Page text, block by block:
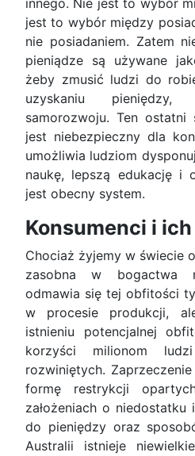
innego. Nie jest to wybór
jest to wybór między
nie posiadaniem. Zatem
pieniądze są używane
żeby zmusić ludzi do
uzyskaniu pieniędzy,
samorozwoju. Ten ostatni
jest niebezpieczny dla
umożliwia ludziom
naukę, lepszą edukację i
jest obecny system.
Konsumenci i
Chociaż żyjemy w świecie
zasobna w bogactwa
odmawia się tej obfitości
w procesie produkcji,
istnieniu potencjalnej
korzyści milionom
rozwiniętych.
formę restrykcji
założeniach o
do pieniędzy oraz
Australii istnieje